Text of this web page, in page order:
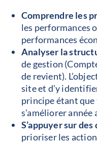
Comprendre les
les performances
performances
Analyser la
de gestion
de revient).
site et d’y
principe étant
s’améliorer année
S’appuyer sur
prioriser les